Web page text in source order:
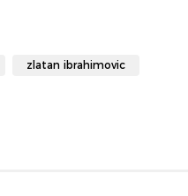
zlatan ibrahimovic